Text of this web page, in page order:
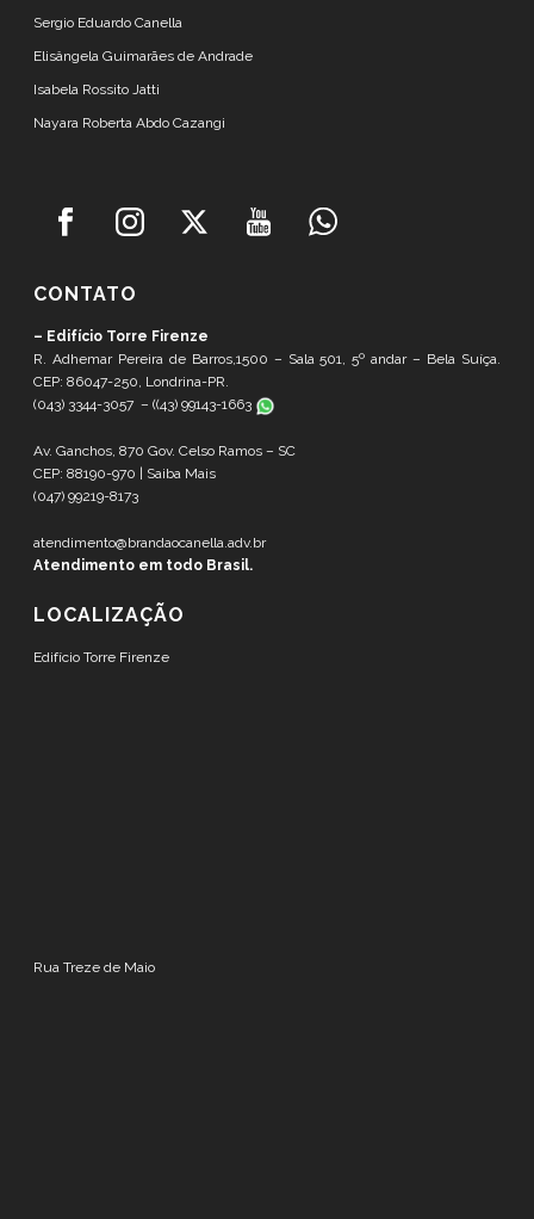
Sergio Eduardo Canella
Elisângela Guimarães de Andrade
Isabela Rossito Jatti
Nayara Roberta Abdo Cazangi
CONTATO
– Edifício Torre Firenze
R. Adhemar Pereira de Barros,1500 – Sala 501, 5º andar – Bela Suíça.
CEP: 86047-250, Londrina-PR.
(043) 3344-3057 – ((43) 99143-1663
Av. Ganchos, 870 Gov. Celso Ramos – SC
CEP: 88190-970 | Saiba Mais
(047) 99219-8173
atendimento@brandaocanella.adv.br
Atendimento em todo Brasil.
LOCALIZAÇÃO
Edifício Torre Firenze
Rua Treze de Maio